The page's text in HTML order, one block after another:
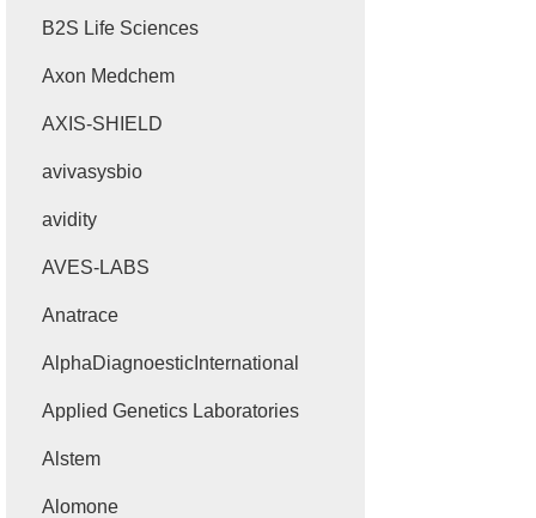
B2S Life Sciences
Axon Medchem
AXIS-SHIELD
avivasysbio
avidity
AVES-LABS
Anatrace
AlphaDiagnoesticInternational
Applied Genetics Laboratories
Alstem
Alomone